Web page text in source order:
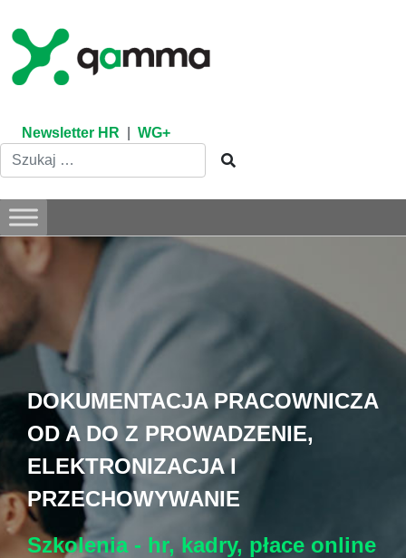
content
Newsletter HR WG+
DOKUMENTACJA PRACOWNICZA
OD A DO Z PROWADZENIE,
ELEKTRONIZACJA I
PRZECHOWYWANIE
Szkolenia - hr, kadry, płace online